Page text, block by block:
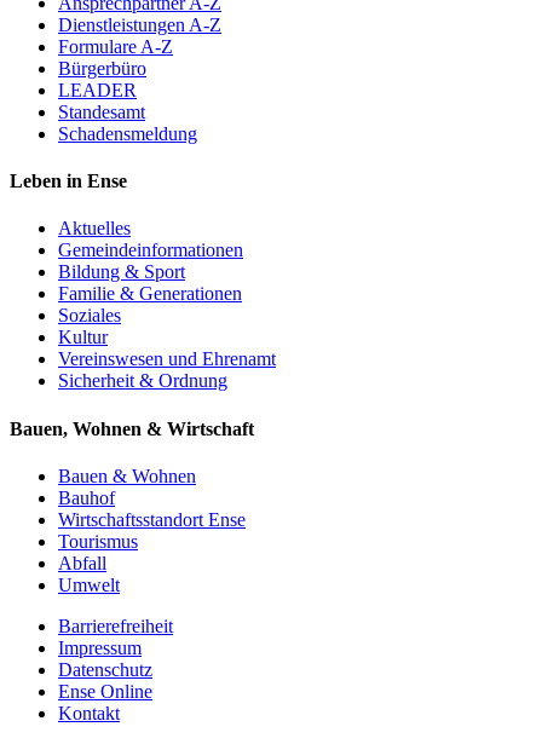
Dienstleistungen A-Z
Formulare A-Z
Bürgerbüro
LEADER
Standesamt
Schadensmeldung
Leben in Ense
Aktuelles
Gemeinde­informationen
Bildung & Sport
Familie & Generationen
Soziales
Kultur
Vereinswesen und Ehrenamt
Sicherheit & Ordnung
Bauen, Wohnen & Wirtschaft
Bauen & Wohnen
Bauhof
Wirtschaftsstandort Ense
Tourismus
Abfall
Umwelt
Barrierefreiheit
Impressum
Datenschutz
Ense Online
Kontakt